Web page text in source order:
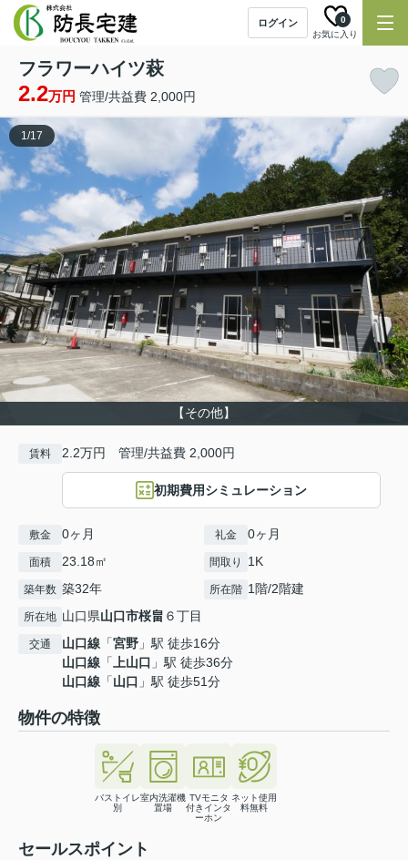
ログイン
お気に入り
0
フラワーハイツ萩
2.2万円 管理/共益費 2,000円
【その他】
1/17
賃料 2.2万円 管理/共益費 2,000円
初期費用シミュレーション
敷金 0ヶ月 礼金 0ヶ月
面積 23.18㎡ 間取り 1K
築年数 築32年 所在階 1階/2階建
所在地 山口県山口市桜畠 ６丁目
交通 山口線 「宮野 」駅 徒歩16分
山口線 「上山口 」駅 徒歩36分
山口線 「山口 」駅 徒歩51分
物件の特徴
バストイレ
別
室内洗濯機
置場
TVモニタ
付きインタ
ーホン
ネット使用
料無料
セールスポイント